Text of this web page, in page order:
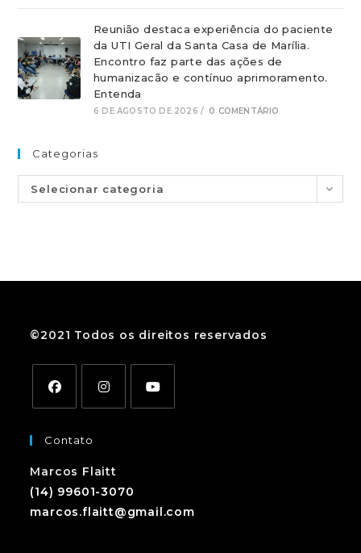
Reunião destaca experiência do paciente
da UTI Geral da Santa Casa de Marília.
Encontro faz parte das ações de
humanizacão e contínuo aprimoramento.
Entenda
6 DE AGOSTO DE 2026 / 0 COMENTÁRIO
Categorias
Selecionar categoria
©2021 Todos os direitos reservados
Contato
Marcos Flaitt
(14) 99601-3070
marcos.flaitt@gmail.com